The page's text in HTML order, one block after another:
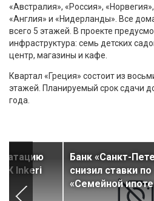
«Австралия», «Россия»,
«Англия» и «Нидерланды». Все
всего 5 этажей. В проекте
инфраструктура: семь детских
центр, магазины и кафе.
Квартал «Греция» состоит из
этажей. Планируемый срок сдачи
года.
Inkeri
Банк «Санкт-
снизил ставки по
«Семейной